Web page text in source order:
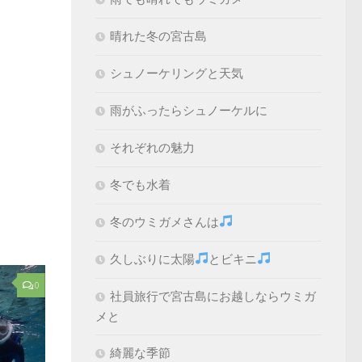
0
晴れた冬の宮古島
シュノーケリングと天気
雨がふったらシュノーケルに
それぞれの魅力
冬でも水着
冬のウミガメさんは
久しぶりに太陽 とビキニ
社員旅行で宮古島にお越しならウミガ
メと
綺麗な季節